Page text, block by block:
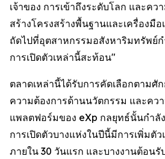
เจ้าของ การเข้าถึงระดับโลก และคว
สร้างโครงสร้างพื้นฐานและเครื่องมื
ถัดไปที่อุตสาหกรรมอสังหาริมทรัพย์
การเปิดตัวเหล่านี้สะท้อน"
ตลาดเหล่านี้ได้รับการคัดเลือกตามศั
ความต้องการด้านนวัตกรรม และคว
แพลตฟอร์มของ eXp กลยุทธ์นั้นกำลั
การเปิดตัวบางแห่งในปีนี้มีการเพิ่มตั
ภายใน 30 วันแรก และบางงานต้อน